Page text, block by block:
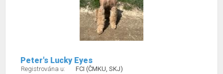
Peter's Lucky Eyes
Registrována u:
FCI (ČMKU, SKJ)